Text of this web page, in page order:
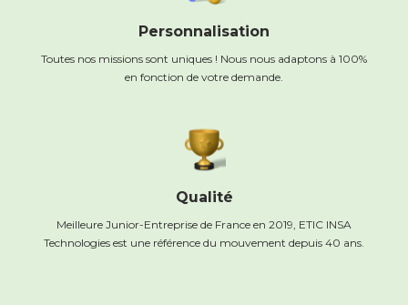
Personnalisation
Toutes nos missions sont uniques ! Nous nous adaptons à 100%
en fonction de votre demande.
Qualité
Meilleure Junior-Entreprise de France en 2019, ETIC INSA
Technologies est une référence du mouvement depuis 40 ans.